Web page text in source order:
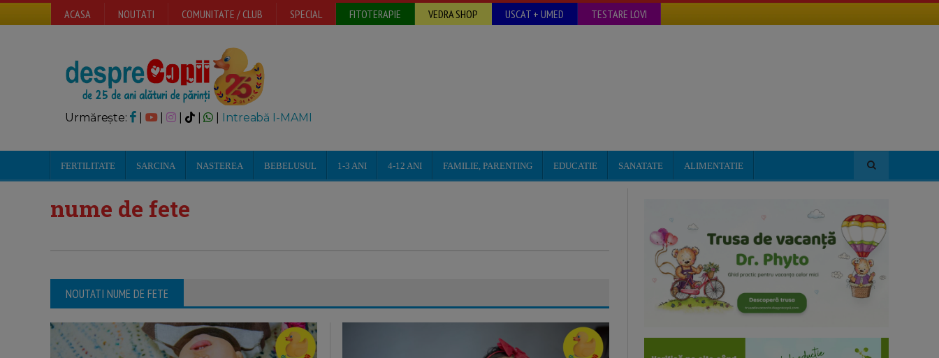
ACASA NOUTATI COMUNITATE / CLUB SPECIAL FITOTERAPIE VEDRA SHOP USCAT + UMED TESTARE LOVI
Urmărește: | | Intreabă I-MAMI
FERTILITATE SARCINA NASTEREA BEBELUSUL 1-3 ANI 4-12 ANI FAMILIE, PARENTING EDUCATIE SANATATE ALIMENTATIE
nume de fete
NOUTATI NUME DE FETE